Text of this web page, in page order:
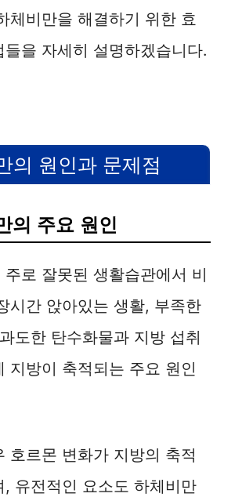
y
V
d
o
체비만을 해결하기 위한 효
들을 자세히 설명하겠습니다.
의 원인과 문제점
의 주요 원인
로 잘못된 생활습관에서 비
시간 앉아있는 생활, 부족한
도한 탄수화물과 지방 섭취
지방이 축적되는 주요 원인
호르몬 변화가 지방의 축적
, 유전적인 요소도 하체비만